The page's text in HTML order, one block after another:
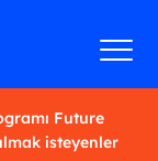
Future
isteyenler